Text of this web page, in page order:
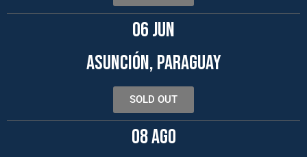
06 JUN
ASUNCIÓN, PARAGUAY
SOLD OUT
08 AGO